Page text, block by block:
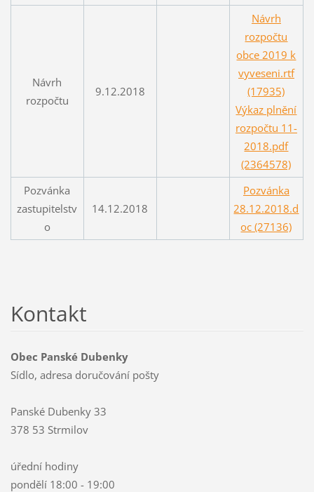
Návrh
rozpočtu
9.12.2018
Návrh
rozpočtu
obce 2019 k
vyveseni.rtf
(17935)
Výkaz plnění
rozpočtu 11-
2018.pdf
(2364578)
Pozvánka
zastupitelstv
o
14.12.2018
Pozvánka
28.12.2018.d
oc (27136)
Kontakt
Obec Panské Dubenky
Sídlo, adresa doručování pošty
Panské Dubenky 33
378 53 Strmilov
úřední hodiny
pondělí 18:00 - 19:00